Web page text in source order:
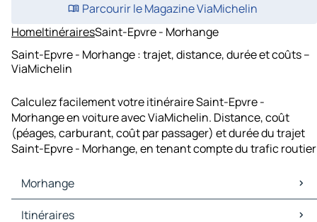
Parcourir le Magazine ViaMichelin
HomeItinérairesSaint-Epvre - Morhange
Saint-Epvre - Morhange : trajet, distance, durée et coûts –
ViaMichelin
Calculez facilement votre itinéraire Saint-Epvre -
Morhange en voiture avec ViaMichelin. Distance, coût
(péages, carburant, coût par passager) et durée du trajet
Saint-Epvre - Morhange, en tenant compte du trafic routier
Morhange
Morhange Cartes et plans
Itinéraires